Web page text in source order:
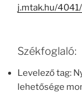
j.mtak.hu/
Székfoglaló:
Levelező tag:
lehetősége